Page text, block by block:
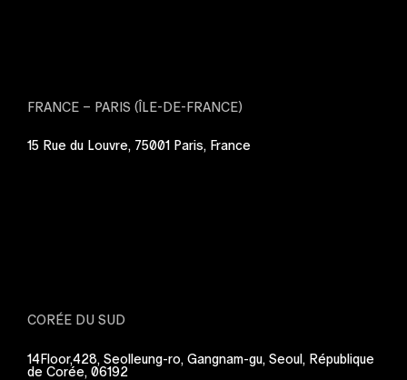
FRANCE – PARIS (ÎLE-DE-FRANCE)
15 Rue du Louvre, 75001 Paris, France
CORÉE DU SUD
14Floor,428, Seolleung-ro, Gangnam-gu, Seoul, République
de Corée, 06192